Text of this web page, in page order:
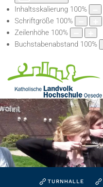
Inhaltsskalierung 100%
Schriftgröße 100%
Zeilenhöhe 100%
Buchstabenabstand 100%
TURNHALLE